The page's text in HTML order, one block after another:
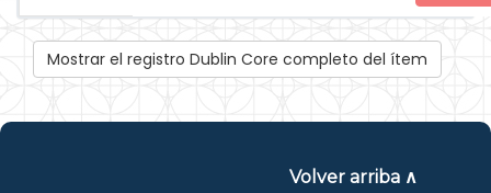
Mostrar el registro Dublin Core completo del ítem
Volver arriba ∧